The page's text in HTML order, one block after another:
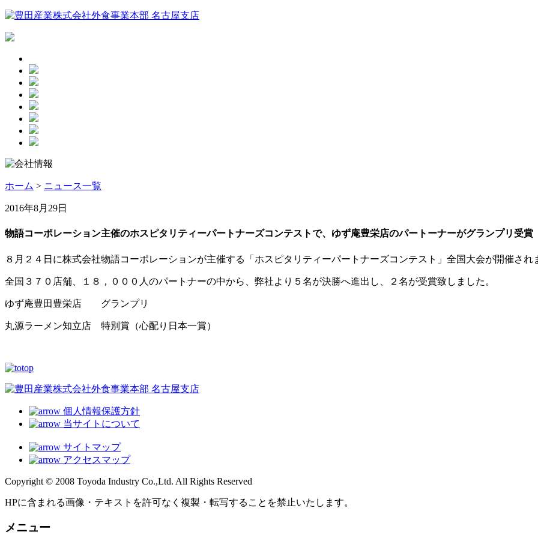
ホーム > ニュース一覧
2016年8月29日
物語コーポレーション主催のホスピタリティーパートナーズコンテストで、ゆず庵豊栄店のパートーナーがグランプリ受賞
８月２４日に株式会社物語コーポレーションが主催する「ホスピタリティーパートナーズコンテスト」全国大会が開催され
全国３７０店舗、１８，０００人のパートナーの中から、弊社より５名が決勝へ進出し、２名が受賞致しました。
ゆず庵豊田豊栄店 グランプリ
丸源ラーメン知立店 特別賞（心配り日本一賞）
個人情報保護方針
当サイトについて
サイトマップ
アクセスマップ
Copyright © 2008 Toyoda Industry Co.,Ltd. All Rights Reserved
HPに含まれる画像・テキストを許可なく複製・転写することを禁止いたします。
メニュー